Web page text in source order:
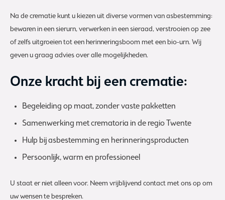
Na de crematie kunt u kiezen uit diverse vormen van asbestemming:
bewaren in een sierurn, verwerken in een sieraad, verstrooien op zee
of zelfs uitgroeien tot een herinneringsboom met een bio-urn. Wij
geven u graag advies over alle mogelijkheden.
Onze kracht bij een crematie:
Begeleiding op maat, zonder vaste pakketten
Samenwerking met crematoria in de regio Twente
Hulp bij asbestemming en herinneringsproducten
Persoonlijk, warm en professioneel
U staat er niet alleen voor. Neem vrijblijvend contact met ons op om
uw wensen te bespreken.